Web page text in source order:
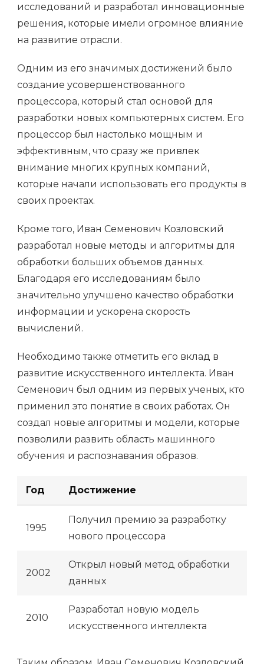
исследований и разработал инновационные
решения, которые имели огромное влияние
на развитие отрасли.
Одним из его значимых достижений было
создание усовершенствованного
процессора, который стал основой для
разработки новых компьютерных систем. Его
процессор был настолько мощным и
эффективным, что сразу же привлек
внимание многих крупных компаний,
которые начали использовать его продукты в
своих проектах.
Кроме того, Иван Семенович Козловский
разработал новые методы и алгоритмы для
обработки больших объемов данных.
Благодаря его исследованиям было
значительно улучшено качество обработки
информации и ускорена скорость
вычислений.
Необходимо также отметить его вклад в
развитие искусственного интеллекта. Иван
Семенович был одним из первых ученых, кто
применил это понятие в своих работах. Он
создал новые алгоритмы и модели, которые
позволили развить область машинного
обучения и распознавания образов.
Год Достижение
1995
Получил премию за разработку
нового процессора
2002
Открыл новый метод обработки
данных
2010
Разработал новую модель
искусственного интеллекта